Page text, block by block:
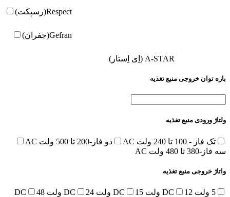
Respect(رسپکت)
Gefran(جفران)
A-STAR (اِی اِستار)
بازه توان خروجی منبع تغذیه
ولتاژ ورودی منبع تغذیه
تک فاز - 100 تا 240 ولت AC
دو فاز-200 تا 500 ولت AC
سه فاز-380 تا 480 ولت AC
واتاژ خروجی منبع تغذیه
5 ولت DC 12 ولت DC 15 ولت DC 24 ولت DC
48